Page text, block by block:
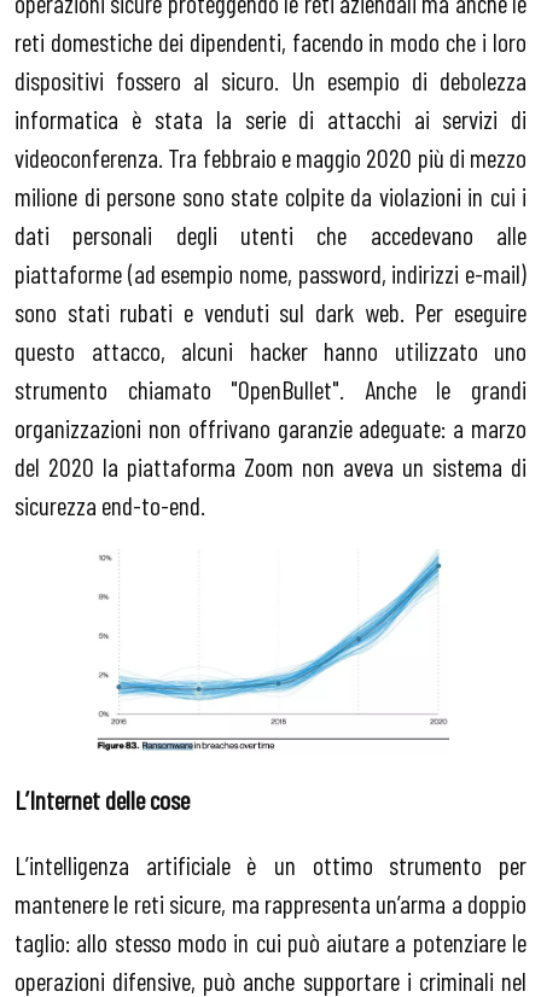
reti domestiche dei dipendenti, facendo in modo che i loro
dispositivi fossero al sicuro. Un esempio di debolezza
informatica è stata la serie di attacchi ai servizi di
videoconferenza. Tra febbraio e maggio 2020 più di mezzo
milione di persone sono state colpite da violazioni in cui i
dati personali degli utenti che accedevano alle
piattaforme (ad esempio nome, password, indirizzi e-mail)
sono stati rubati e venduti sul dark web. Per eseguire
questo attacco, alcuni hacker hanno utilizzato uno
strumento chiamato "OpenBullet". Anche le grandi
organizzazioni non offrivano garanzie adeguate: a marzo
del 2020 la piattaforma Zoom non aveva un sistema di
sicurezza end-to-end.
L’Internet delle cose
L’intelligenza artificiale è un ottimo strumento per
mantenere le reti sicure, ma rappresenta un’arma a doppio
taglio: allo stesso modo in cui può aiutare a potenziare le
operazioni difensive, può anche supportare i criminali nel